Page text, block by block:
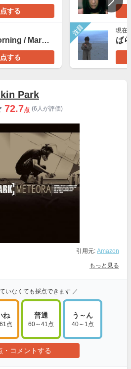
する
Sunday Morning / Maroon 5
する
注目 現在
ば
Park
72.7点 (6人が評価)
引用元: Amazon
もっと見る
いなくても採点できます ／
ね
点
普通
60～41点
う～ん
40～1点
・コメントする